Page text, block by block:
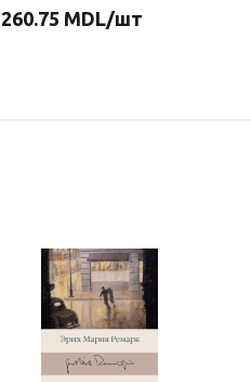
260.75 MDL/шт